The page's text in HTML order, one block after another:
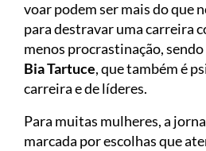
voar podem ser mais do que
para destravar uma carreira
menos procrastinação,
Bia Tartuce, que também é
carreira e de líderes.
Para muitas mulheres, a
marcada por escolhas que